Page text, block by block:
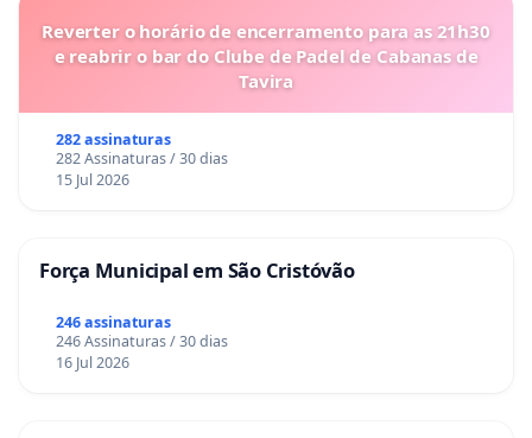
Reverter o horário de encerramento para as 21h30
e reabrir o bar do Clube de Padel de Cabanas de
Tavira
282 assinaturas
282 Assinaturas / 30 dias
15 Jul 2026
Força Municipal em São Cristóvão
246 assinaturas
246 Assinaturas / 30 dias
16 Jul 2026